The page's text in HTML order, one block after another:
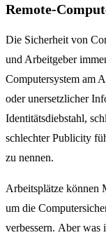
Remote-
Die Sicherheit von
und Arbeitgeber
Computersystem am
oder unersetzlicher
Identitätsdiebstahl,
schlechter Publicity
zu nennen.
Arbeitsplätze können
um die
verbessern. Aber